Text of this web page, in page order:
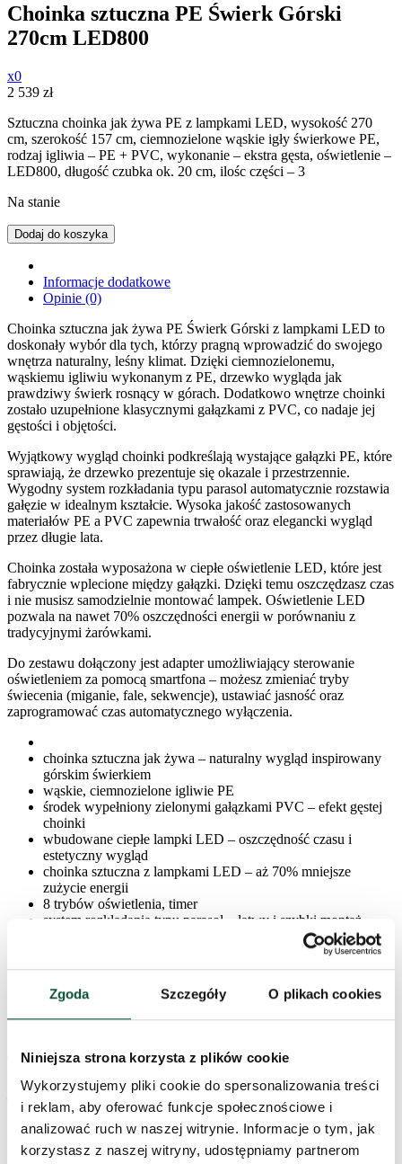
Zgoda Szczegóły O plikach cookies
Niniejsza strona korzysta z plików cookie
Wykorzystujemy pliki cookie do spersonalizowania treści
i reklam, aby oferować funkcje społecznościowe i
analizować ruch w naszej witrynie. Informacje o tym, jak
korzystasz z naszej witryny, udostępniamy partnerom
Choinka sztuczna PE Świerk Górski
270cm LED800
x0
2 539 zł
Sztuczna choinka jak żywa PE z lampkami LED, wysokość 270
cm, szerokość 157 cm, ciemnozielone wąskie igły świerkowe PE,
rodzaj igliwia – PE + PVC, wykonanie – ekstra gęsta, oświetlenie –
LED800, długość czubka ok. 20 cm, ilośc części – 3
Na stanie
Dodaj do koszyka
Informacje dodatkowe
Opinie (0)
Choinka sztuczna jak żywa PE Świerk Górski z lampkami LED to
doskonały wybór dla tych, którzy pragną wprowadzić do swojego
wnętrza naturalny, leśny klimat. Dzięki ciemnozielonemu,
wąskiemu igliwiu wykonanym z PE, drzewko wygląda jak
prawdziwy świerk rosnący w górach. Dodatkowo wnętrze choinki
zostało uzupełnione klasycznymi gałązkami z PVC, co nadaje jej
gęstości i objętości.
Wyjątkowy wygląd choinki podkreślają wystające gałązki PE, które
sprawiają, że drzewko prezentuje się okazale i przestrzennie.
Wygodny system rozkładania typu parasol automatycznie rozstawia
gałęzie w idealnym kształcie. Wysoka jakość zastosowanych
materiałów PE a PVC zapewnia trwałość oraz elegancki wygląd
przez długie lata.
Choinka została wyposażona w ciepłe oświetlenie LED, które jest
fabrycznie wplecione między gałązki. Dzięki temu oszczędzasz czas
i nie musisz samodzielnie montować lampek. Oświetlenie LED
pozwala na nawet 70% oszczędności energii w porównaniu z
tradycyjnymi żarówkami.
Do zestawu dołączony jest adapter umożliwiający sterowanie
oświetleniem za pomocą smartfona – możesz zmieniać tryby
świecenia (miganie, fale, sekwencje), ustawiać jasność oraz
zaprogramować czas automatycznego wyłączenia.
choinka sztuczna jak żywa – naturalny wygląd inspirowany
górskim świerkiem
wąskie, ciemnozielone igliwie PE
środek wypełniony zielonymi gałązkami PVC – efekt gęstej
choinki
wbudowane ciepłe lampki LED – oszczędność czasu i
estetyczny wygląd
choinka sztuczna z lampkami LED – aż 70% mniejsze
zużycie energii
8 trybów oświetlenia, timer
system rozkładania typu parasol – łatwy i szybki montaż
wykonana z wysokiej jakości materiałów PE + PVC
stabilna, stalowa konstrukcja
metalowy stojak w komplecie
idealna baza do wszelkich świątecznych dekoracji
To jeszcze nie wszystko! Jeśli szukasz idealnej choinki z lampkami,
koniecznie odwiedź naszą kategorię
Choinki sztuczne z lampkami
LED, gdzie znajdziesz pełną ofertę modeli – każda z nich to choinka
sztuczna jak żywa!
Parametry produktu